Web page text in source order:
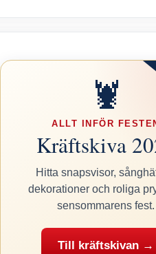
🦞
ALLT INFÖR
Kräftskiva
Hitta snapsvisor,
dekorationer och roliga
sensommarens fest.
Till kräftskivan →